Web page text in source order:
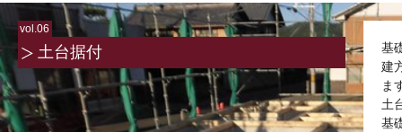
vol.06
土台据付
基
建
ま
土
基